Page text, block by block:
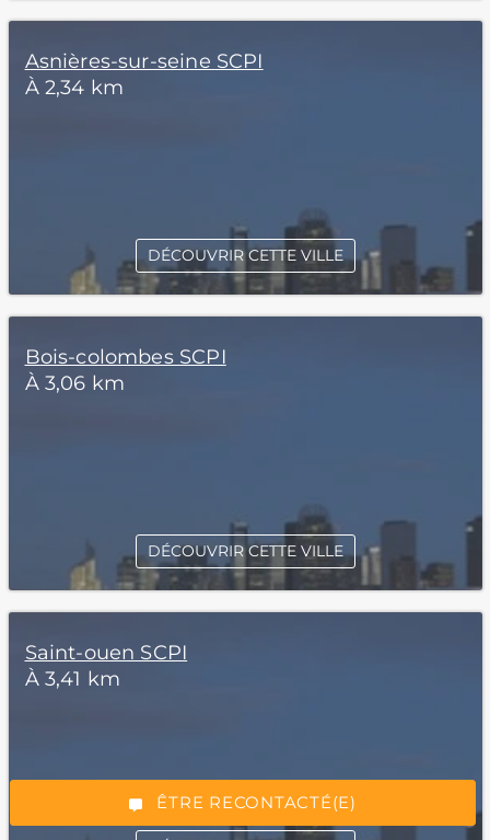
*Champs obligatoires
“Excellent”, 165 avis
ÊTRE RECONTACTÉ(E)
Asnières-sur-seine SCPI
À 2,34 km
DÉCOUVRIR CETTE VILLE
Bois-colombes SCPI
À 3,06 km
DÉCOUVRIR CETTE VILLE
Saint-ouen SCPI
À 3,41 km